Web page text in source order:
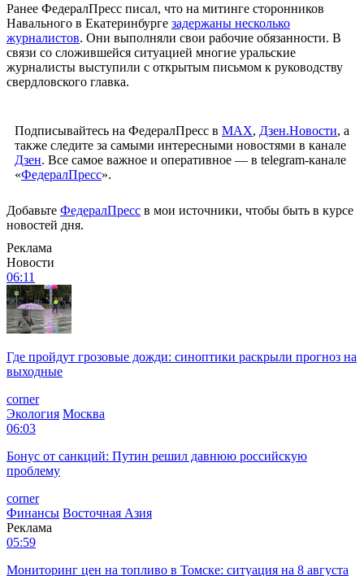
Ранее ФедералПресс писал, что на митинге сторонников
Навального в Екатеринбурге задержаны несколько
журналистов. Они выполняли свои рабочие обязанности. В
связи со сложившейся ситуацией многие уральские
журналисты выступили с открытым письмом к руководству
свердловского главка.
Подписывайтесь на ФедералПресс в МАХ, Дзен.Новости, а
также следите за самыми интересными новостями в канале
Дзен. Все самое важное и оперативное — в telegram-канале
«ФедералПресс».
Добавьте ФедералПресс в мои источники, чтобы быть в курсе
новостей дня.
Реклама
Новости
06:11
Где пройдут грозовые дожди: синоптики раскрыли прогноз на
выходные
corner
Экология Москва
06:03
Бонус от санкций: Путин решил давнюю российскую
проблему
corner
Финансы Восточная Азия
Реклама
05:59
Мониторинг цен на топливо в Томске: ситуация на 8 августа